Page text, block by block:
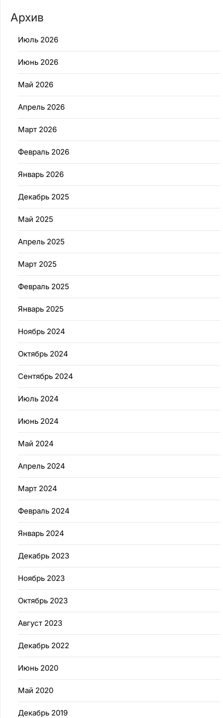
Архив
Июль 2026
Июнь 2026
Май 2026
Апрель 2026
Март 2026
Февраль 2026
Январь 2026
Декабрь 2025
Май 2025
Апрель 2025
Март 2025
Февраль 2025
Январь 2025
Ноябрь 2024
Октябрь 2024
Сентябрь 2024
Июль 2024
Июнь 2024
Май 2024
Апрель 2024
Март 2024
Февраль 2024
Январь 2024
Декабрь 2023
Ноябрь 2023
Октябрь 2023
Август 2023
Декабрь 2022
Июнь 2020
Май 2020
Декабрь 2019